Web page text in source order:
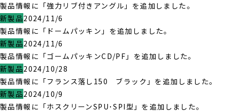
製品情報に「強力リブ付きアングル」を追加しました。
新製品2024/11/6
製品情報に「ドームパッキン」を追加しました。
新製品2024/11/6
製品情報に「ゴームパッキンCD/PF」を追加しました。
新製品2024/10/28
製品情報に「フランス落し150 ブラック」を追加しました。
新製品2024/10/9
製品情報に「ホスクリーンSPU･SPI型」を追加しました。